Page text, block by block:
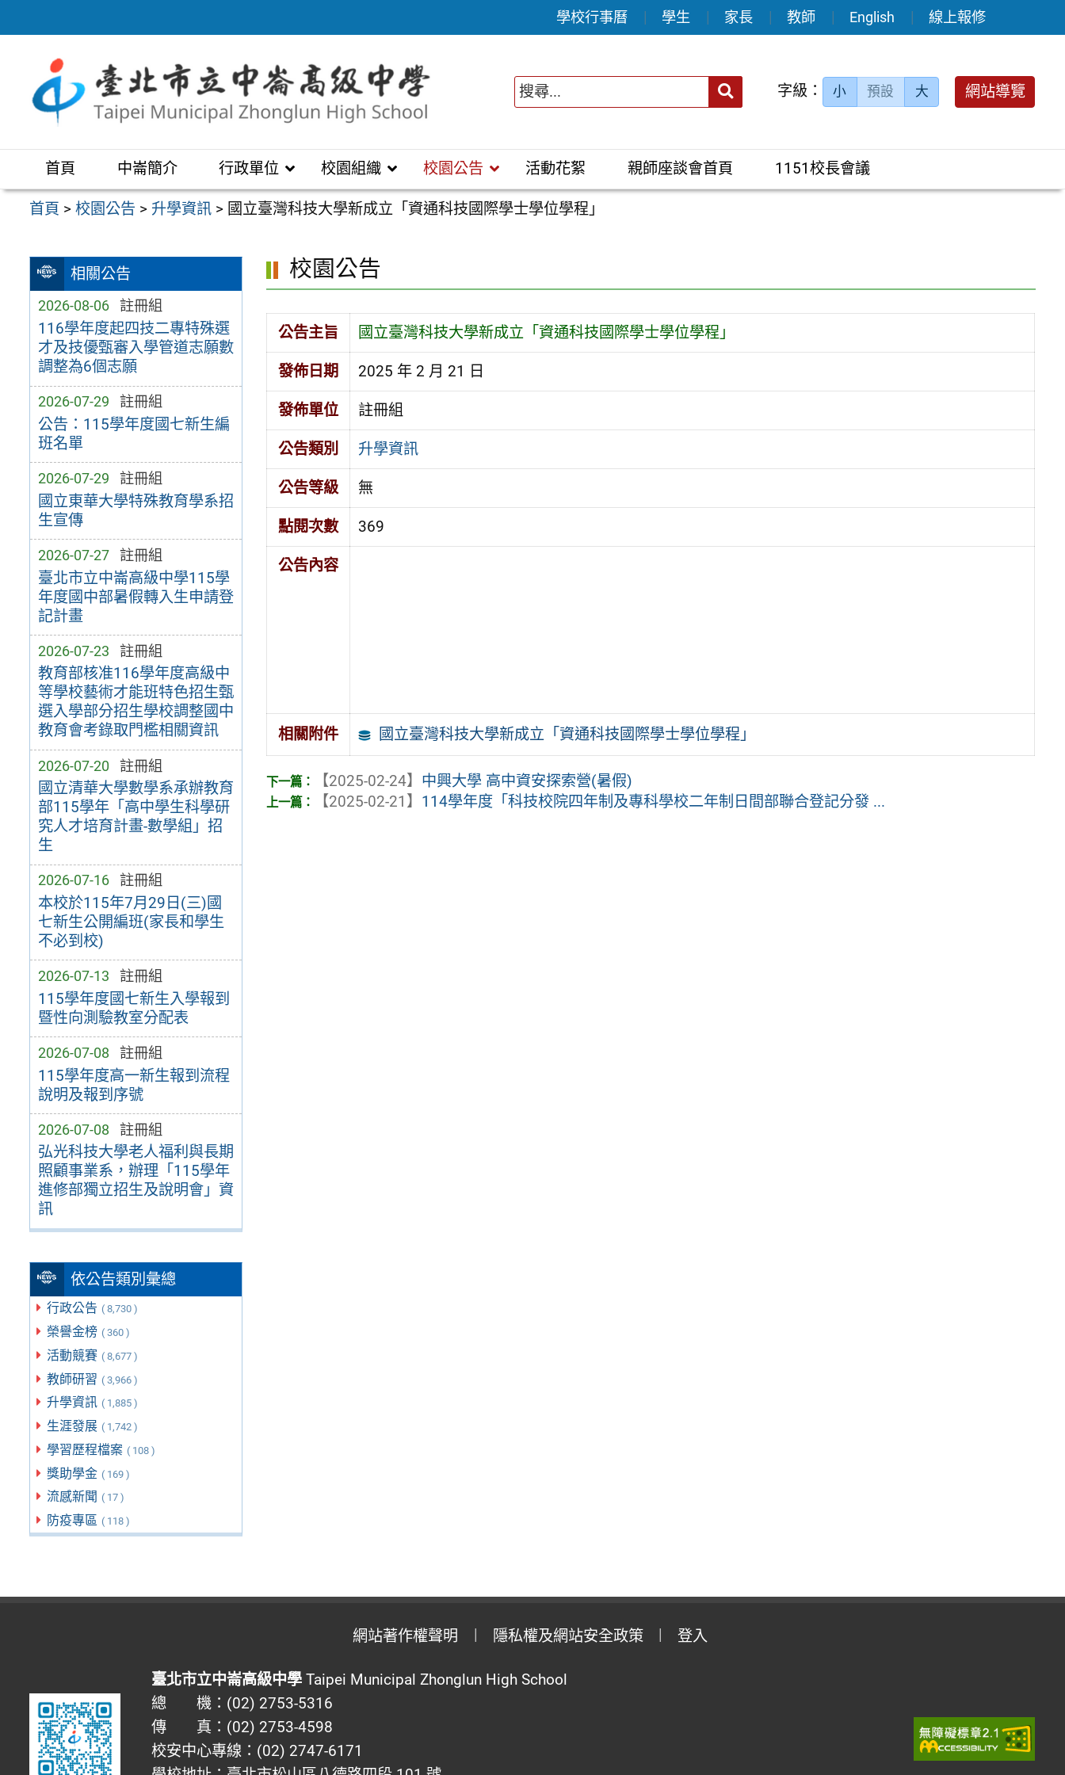
至
區
學校行事曆 學生 家長 教師 English 線上報修
送出 字級： 小 預設 大 網站導覽
首頁 中崙簡介 行政單位 校園組織 校園公告 活動花絮 親師座談會首頁 1151校長會議
首頁 >校園公告 > 升學資訊 > 國立臺灣科技大學新成立「資通科技國際學士學位學程」
相關公告
2026-08-06 註冊組
116學年度起四技二專特殊選
才及技優甄審入學管道志願數
調整為6個志願
2026-07-29 註冊組
公告：115學年度國七新生編
班名單
2026-07-29 註冊組
國立東華大學特殊教育學系招
生宣傳
2026-07-27 註冊組
臺北市立中崙高級中學115學
年度國中部暑假轉入生申請登
記計畫
2026-07-23 註冊組
教育部核准116學年度高級中
等學校藝術才能班特色招生甄
選入學部分招生學校調整國中
教育會考錄取門檻相關資訊
2026-07-20 註冊組
國立清華大學數學系承辦教育
部115學年「高中學生科學研
究人才培育計畫-數學組」招
生
2026-07-16 註冊組
本校於115年7月29日(三)國
七新生公開編班(家長和學生
不必到校)
2026-07-13 註冊組
115學年度國七新生入學報到
暨性向測驗教室分配表
2026-07-08 註冊組
115學年度高一新生報到流程
說明及報到序號
2026-07-08 註冊組
弘光科技大學老人福利與長期
照顧事業系，辦理「115學年
進修部獨立招生及說明會」資
訊
依公告類別彙總
行政公告 ( 8,730 )
榮譽金榜 ( 360 )
活動競賽 ( 8,677 )
教師研習 ( 3,966 )
升學資訊 ( 1,885 )
生涯發展 ( 1,742 )
學習歷程檔案 ( 108 )
獎助學金 ( 169 )
流感新聞 ( 17 )
防疫專區 ( 118 )
校園公告
公告主旨 國立臺灣科技大學新成立「資通科技國際學士學位學程」
發佈日期 2025 年 2 月 21 日
發佈單位 註冊組
公告類別 升學資訊
公告等級 無
點閱次數 369
公告內容
相關附件 國立臺灣科技大學新成立「資通科技國際學士學位學程」
【2025-02-24】 中興大學 高中資安探索營(暑假)
【2025-02-21】 114學年度「科技校院四年制及專科學校二年制日間部聯合登記分發 ...
網站著作權聲明 隱私權及網站安全政策 登入
臺北市立中崙高級中學Taipei Municipal Zhonglun High School
總 機：(02) 2753-5316
傳 真：(02) 2753-4598
校安中心專線：(02) 2747-6171